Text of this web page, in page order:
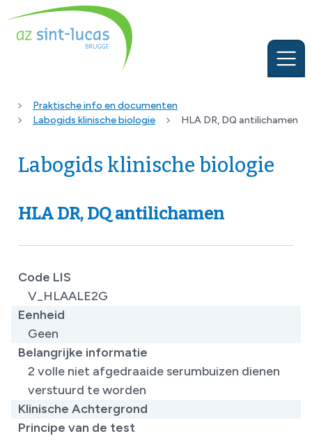
Praktische info en documenten
Labogids klinische biologie
HLA DR, DQ antilichamen
Labogids klinische biologie
HLA DR, DQ antilichamen
Code LIS
V_HLAALE2G
Eenheid
Geen
Belangrijke informatie
​2 volle niet afgedraaide serumbuizen dienen
verstuurd te worden
Klinische Achtergrond
Principe van de test